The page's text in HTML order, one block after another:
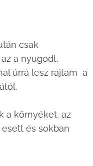
csak
a nyugodt,
úrrá lesz rajtam a
a környéket, az
és sokban